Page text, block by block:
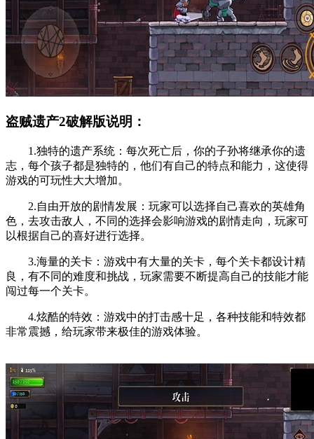
盗贼遗产2破解版说明：
1.独特的遗产系统：每次死亡后，你的子孙将继承你的遗
志，每个孩子都是独特的，他们有自己的特点和能力，这使得
游戏的可玩性大大增加。
2.自由开放的剧情发展：玩家可以选择自己喜欢的英雄角
色，去攻击敌人，不同的选择会影响游戏的剧情走向，玩家可
以根据自己的喜好进行选择。
3.海量的关卡：游戏中有大量的关卡，每个关卡都设计精
良，有不同的难度和挑战，玩家需要不断提高自己的技能才能
闯过每一个关卡。
4.炫酷的特效：游戏中的打击感十足，各种技能和特效都
非常震撼，给玩家带来极佳的游戏体验。